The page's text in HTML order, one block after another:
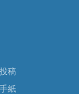
稿
紙